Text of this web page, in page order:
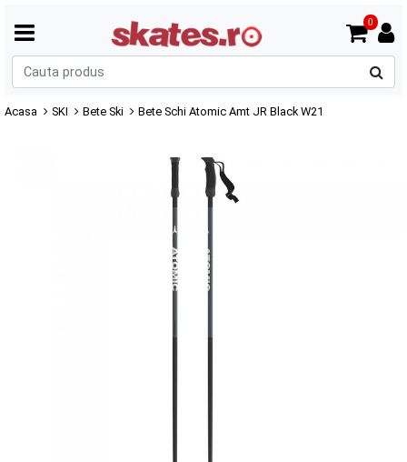
0
Acasa SKI Bete Ski Bete Schi Atomic Amt JR Black W21